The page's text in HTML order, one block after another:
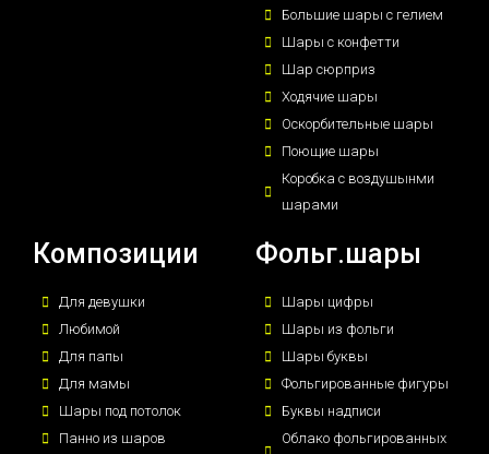
Большие шары с гелием
Шары с конфетти
Шар сюрприз
Ходячие шары
Оскорбительные шары
Поющие шары
Коробка с воздушынми
шарами
Композиции
Для девушки
Любимой
Для папы
Для мамы
Шары под потолок
Панно из шаров
Фольг.шары
Шары цифры
Шары из фольги
Шары буквы
Фольгированные фигуры
Буквы надписи
Облако фольгированных